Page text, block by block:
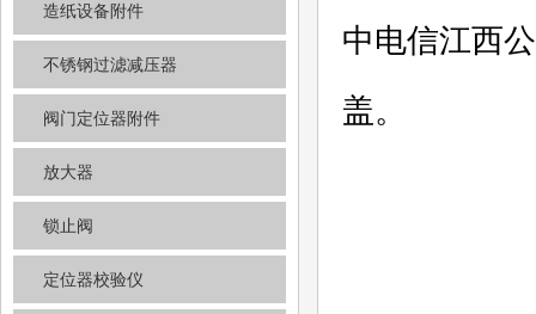
造纸设备附件
不锈钢过滤减压器
阀门定位器附件
放大器
锁止阀
定位器校验仪
中电信江西
盖。